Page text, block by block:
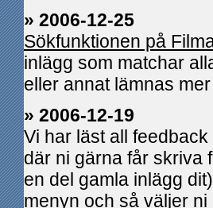
» 2006-12-25
Sökfunktionen på
inlägg som matchar
eller annat lämnas
» 2006-12-19
Vi har läst all
där ni gärna får skriva
en del gamla inlägg
menyn och så väljer